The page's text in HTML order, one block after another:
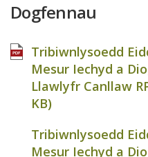
Dogfennau
Tribiwnlysoedd
Mesur Iechyd a
Llawlyfr Canllaw
KB)
Tribiwnlysoedd
Mesur Iechyd a